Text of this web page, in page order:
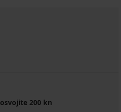
osvojite 200 kn